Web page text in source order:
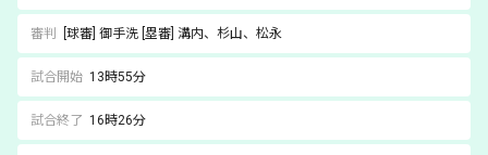
審判 [球審] 御手洗 [塁審] 溝内、杉山、松永
試合開始 13時55分
試合終了 16時26分